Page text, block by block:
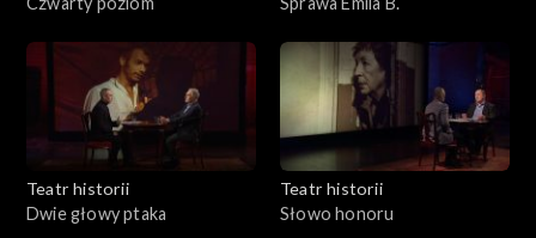
Teatr historii
Dwie głowy ptaka
Teatr historii
Słowo honoru